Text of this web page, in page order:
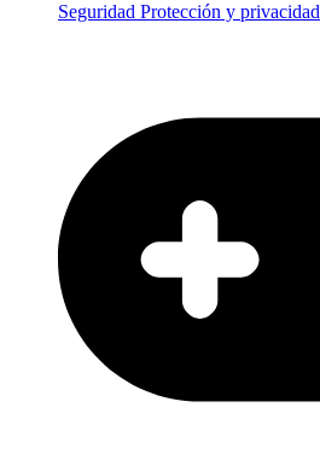
Seguridad Protección y privacidad